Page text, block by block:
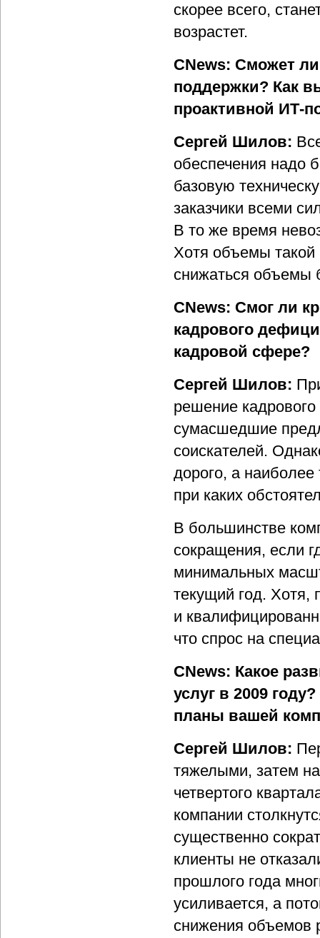
скорее всего,
возрастет.
CNews: Сможет
поддержки? Как
проактивной ИТ-
Сергей Шилов:
обеспечения надо
базовую
заказчики всеми
В то же время
Хотя объемы такой
снижаться объемы
CNews: Смог ли
кадрового
кадровой сфере?
Сергей Шилов:
решение
сумасшедшие
соискателей.
дорого, а
при каких
В большинстве
сокращения, если
минимальных
текущий год. Хотя,
и
что спрос на
CNews: Какое
услуг в 2009
планы вашей
Сергей Шилов:
тяжелыми, затем
четвертого
компании
существенно
клиенты не
прошлого года
усиливается, а
снижения объемов